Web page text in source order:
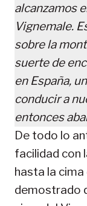
alcanzamos
Vignemale.
sobre la
suerte de
en España,
conducir a
entonces
De todo lo
facilidad con
hasta la
demostrado